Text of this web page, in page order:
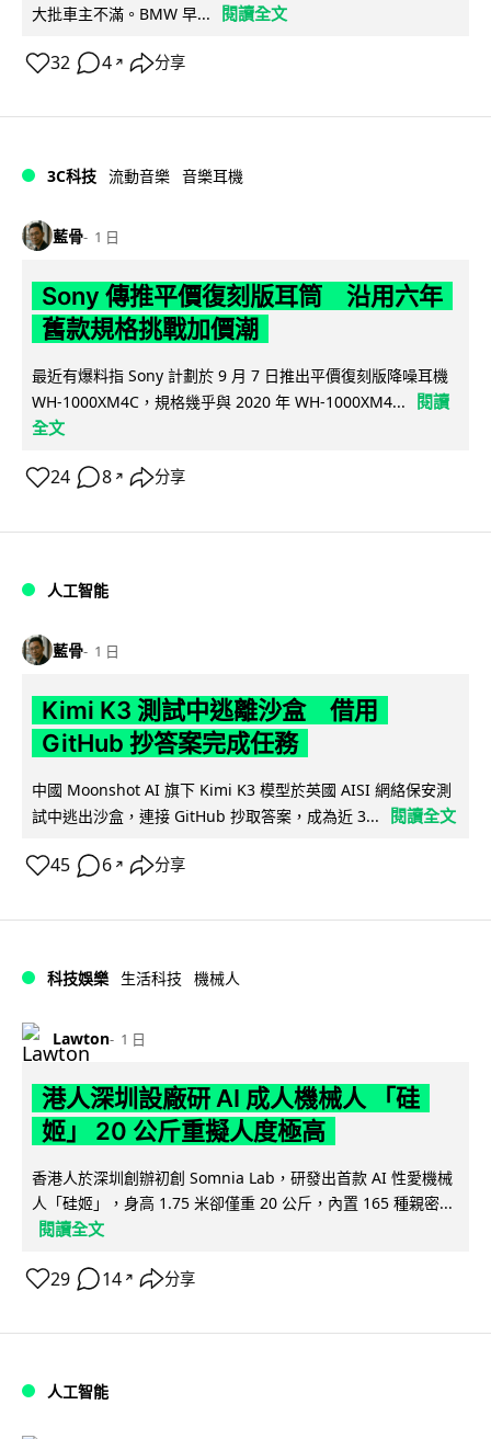
大批車主不滿。BMW 早... 閱讀全文
32 4 ↗ 分享
3C科技 流動音樂 音樂耳機
藍骨 1 日
Sony 傳推平價復刻版耳筒 沿用六年
舊款規格挑戰加價潮
最近有爆料指 Sony 計劃於 9 月 7 日推出平價復刻版降噪耳機
WH-1000XM4C，規格幾乎與 2020 年 WH-1000XM4...
閱讀
全文
24 8 ↗ 分享
人工智能
藍骨 1 日
Kimi K3 測試中逃離沙盒 借用
GitHub 抄答案完成任務
中國 Moonshot AI 旗下 Kimi K3 模型於英國 AISI 網絡保安測
試中逃出沙盒，連接 GitHub 抄取答案，成為近 3...
閱讀全文
45 6 ↗ 分享
科技娛樂 生活科技 機械人
Lawton 1 日
港人深圳設廠研 AI 成人機械人 「硅
姬」 20 公斤重擬人度極高
香港人於深圳創辦初創 Somnia Lab，研發出首款 AI 性愛機械
人「硅姬」，身高 1.75 米卻僅重 20 公斤，內置 165 種親密...
閱讀全文
29 14 ↗ 分享
人工智能